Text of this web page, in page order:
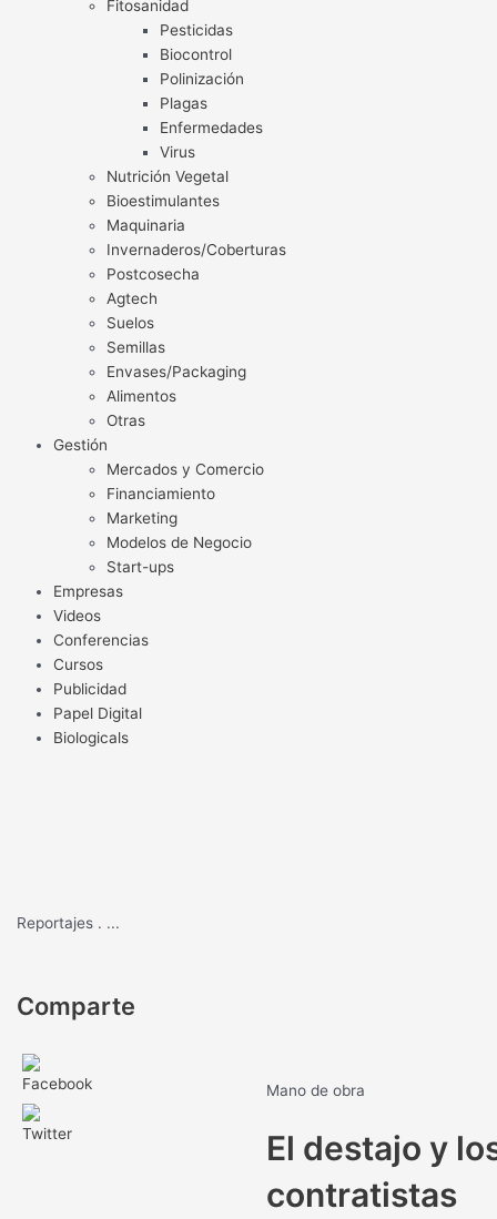
Fitosanidad
Pesticidas
Biocontrol
Polinización
Plagas
Enfermedades
Virus
Nutrición Vegetal
Bioestimulantes
Maquinaria
Invernaderos/Coberturas
Postcosecha
Agtech
Suelos
Semillas
Envases/Packaging
Alimentos
Otras
Gestión
Mercados y Comercio
Financiamiento
Marketing
Modelos de Negocio
Start-ups
Empresas
Videos
Conferencias
Cursos
Publicidad
Papel Digital
Biologicals
Reportajes . ...
Comparte
Mano de obra
El destajo y
contratistas